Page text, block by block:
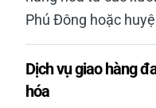
Phú Đông hoặc
Dịch vụ giao hàng
hóa